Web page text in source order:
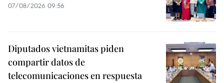
07/08/2026 09:56
Diputados vietnamitas piden
compartir datos de
telecomunicaciones en respuesta